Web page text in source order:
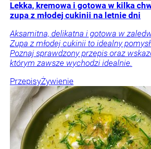
Lekka, kremowa i gotowa w kilka
zupa z młodej cukinii na letnie dni
Aksamitna, delikatna i gotowa w
Zupa z młodej cukinii to idealny
Poznaj sprawdzony przepis oraz
którym zawsze wychodzi idealnie.
PrzepisyŻywienie